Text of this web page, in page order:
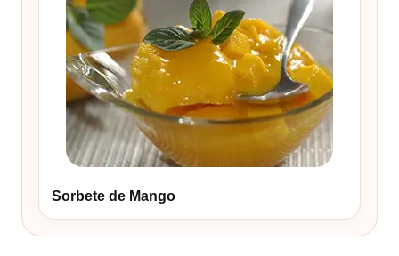
Sorbete de Mango